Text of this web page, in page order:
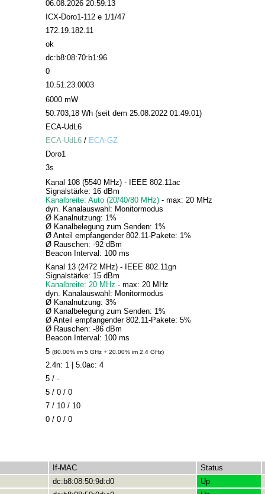
06.08.2026 20:59:13
ICX-Doro1-112 e 1/1/47
172.19.182.11
ok
dc:b8:08:70:b1:96
0
10.51.23.0003
6000 mW
50.703,18 Wh (seit dem 25.08.2022 01:49:01)
ECA-UdL6
ECA-UdL6 / ECA-GZ
Doro1
3s
Kanal 108 (5540 MHz) - IEEE 802.11ac
Signalstärke: 16 dBm
Kanalbreite: Auto (20/40/80 MHz)- max: 20 MHz
dyn. Kanalauswahl: Monitormodus
Ø Kanalnutzung: 1%
Ø Kanalbelegung zum Senden: 1%
Ø Anteil empfangender 802.11-Pakete: 1%
Ø Rauschen: -92 dBm
Beacon Interval: 100 ms
Kanal 13 (2472 MHz) - IEEE 802.11gn
Signalstärke: 15 dBm
Kanalbreite: 20 MHz- max: 20 MHz
dyn. Kanalauswahl: Monitormodus
Ø Kanalnutzung: 3%
Ø Kanalbelegung zum Senden: 1%
Ø Anteil empfangender 802.11-Pakete: 5%
Ø Rauschen: -86 dBm
Beacon Interval: 100 ms
5(80.00% im 5 GHz + 20.00% im 2.4 GHz)
2.4n: 1 | 5.0ac: 4
5 / -
5 / 0 / 0
7 / 10 / 10
0 / 0 / 0
If-MAC Status
dc:b8:08:50:9d:d0 Up